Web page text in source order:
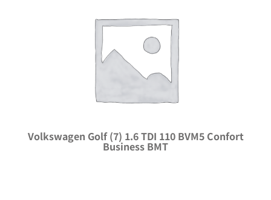
Volkswagen Golf (7) 1.6 TDI 110 BVM5 Confort
Business BMT